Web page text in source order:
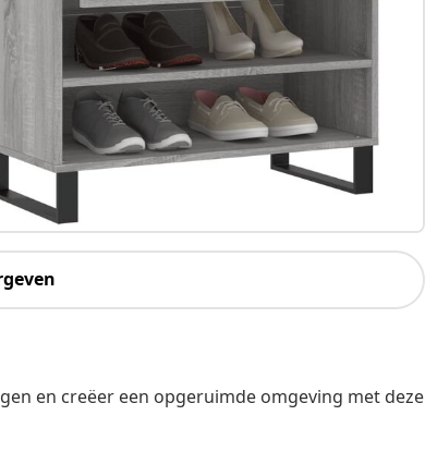
en creëer een opgeruimde omgeving met deze